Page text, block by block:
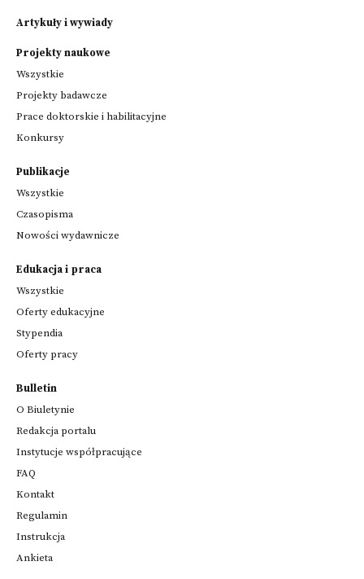
Artykuły i wywiady
Projekty naukowe
Wszystkie
Projekty badawcze
Prace doktorskie i habilitacyjne
Konkursy
Publikacje
Wszystkie
Czasopisma
Nowości wydawnicze
Edukacja i praca
Wszystkie
Oferty edukacyjne
Stypendia
Oferty pracy
Bulletin
O Biuletynie
Redakcja portalu
Instytucje współpracujące
FAQ
Kontakt
Regulamin
Instrukcja
Ankieta